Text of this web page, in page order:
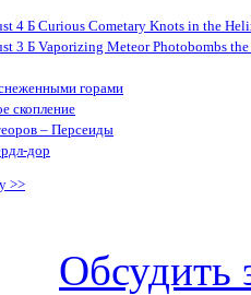
4 Б Curious Cometary Knots in the
3 Б Vaporizing Meteor Photobombs
горами
скопление
– Персеиды
дор
>>
Обсудить